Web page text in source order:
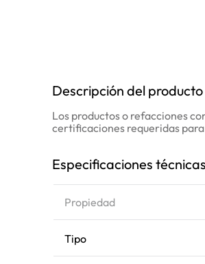
Descripción del producto
Los productos o refacciones
certificaciones requeridas
Especificaciones técnicas
Propiedad
Tipo